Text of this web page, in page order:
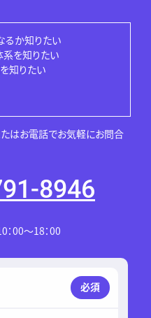
るか知りたい
系を知りたい
知りたい
たはお電話でお気軽にお問合
8946
00～18：00
必須